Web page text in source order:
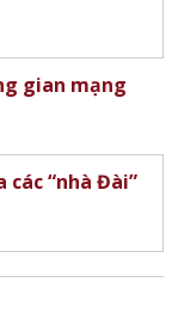
gian mạng
“nhà Đài”